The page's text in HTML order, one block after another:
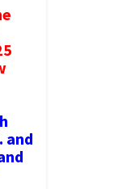
and